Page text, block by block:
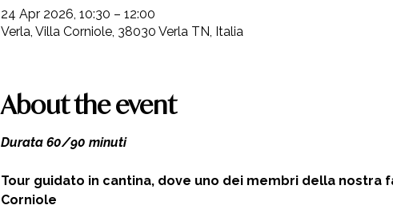
24 Apr 2026, 10:30 – 12:00
Verla, Villa Corniole, 38030 Verla TN, Italia
About the event
Durata 60/90 minuti
Tour guidato in cantina, dove uno dei membri della nostra
Corniole